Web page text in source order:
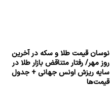
نوسان قیمت طلا و سکه در آخرین
روز مهر/ رفتار متناقض بازار طلا در
سایه ریزش اونس جهانی + جدول
قیمت‌ها